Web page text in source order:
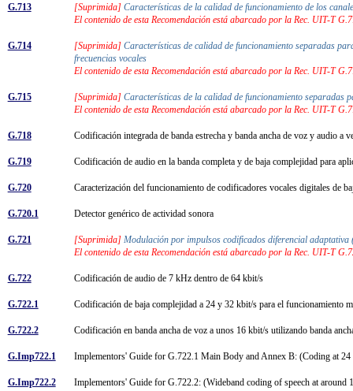
G.713 [Suprimida] Características de la calidad de funcionamiento de los
El contenido de esta Recomendación está abarcado por la Rec. UIT-T
G.714 [Suprimida] Características de calidad de funcionamiento separadas
frecuencias vocales
El contenido de esta Recomendación está abarcado por la Rec. UIT-T
G.715 [Suprimida] Características de la calidad de funcionamiento
El contenido de esta Recomendación está abarcado por la Rec. UIT-T
G.718 Codificación integrada de banda estrecha y banda ancha de voz y audio
G.719 Codificación de audio en la banda completa y de baja complejidad para
G.720 Caracterización del funcionamiento de codificadores vocales digitales de
G.720.1 Detector genérico de actividad sonora
G.721 [Suprimida] Modulación por impulsos codificados diferencial
El contenido de esta Recomendación está abarcado por la Rec. UIT-T
G.722 Codificación de audio de 7 kHz dentro de 64 kbit/s
G.722.1 Codificación de baja complejidad a 24 y 32 kbit/s para el funcionamiento
G.722.2 Codificación en banda ancha de voz a unos 16 kbit/s utilizando banda
G.Imp722.1 Implementors' Guide for G.722.1 Main Body and Annex B: (Coding at
G.Imp722.2 Implementors' Guide for G.722.2: (Wideband coding of speech at